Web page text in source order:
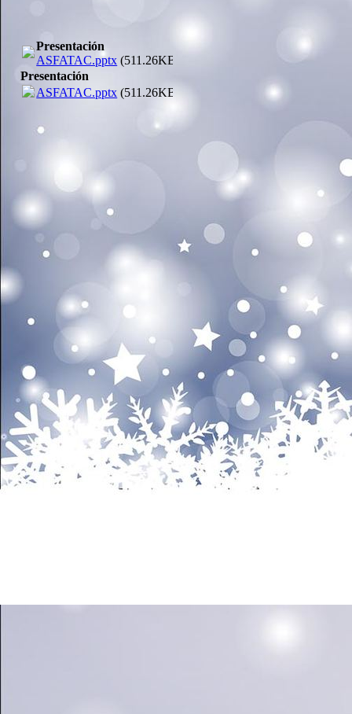
Presentación
ASFATAC.pptx (511.26KB)
Presentación
ASFATAC.pptx (511.26KB)